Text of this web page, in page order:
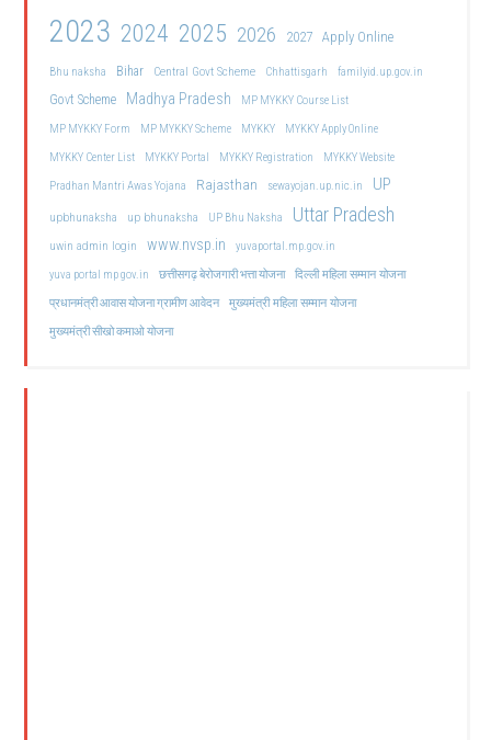
2023 2024 2025 2026 2027 Apply Online
Bhu naksha Bihar Central Govt Scheme Chhattisgarh familyid.up.gov.in
Govt Scheme Madhya Pradesh
MP MYKKY Course List
MP MYKKY Form
MP MYKKY Scheme MYKKY
MYKKY Apply Online
MYKKY Center List
MYKKY Portal MYKKY Registration
MYKKY Website
Pradhan Mantri Awas Yojana
Rajasthan sewayojan.up.nic.in UP
upbhunaksha up bhunaksha UP Bhu Naksha Uttar Pradesh
uwin admin login www.nvsp.in
yuvaportal.mp.gov.in
yuva portal mp gov.in
छत्तीसगढ़ बेरोजगारी भत्ता योजना दिल्ली महिला सम्मान योजना
प्रधानमंत्री आवास योजना ग्रामीण आवेदन मुख्यमंत्री महिला सम्मान योजना
मुख्यमंत्री सीखो कमाओ योजना